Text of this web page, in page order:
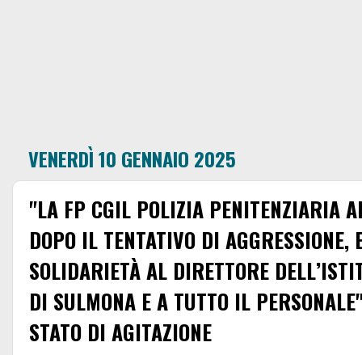
VENERDÌ 10 GENNAIO 2025
"LA FP CGIL POLIZIA PENITENZIARIA
DOPO IL TENTATIVO DI
SOLIDARIETÀ AL DIRETTORE
DI SULMONA E A TUTTO IL
STATO DI AGITAZIONE